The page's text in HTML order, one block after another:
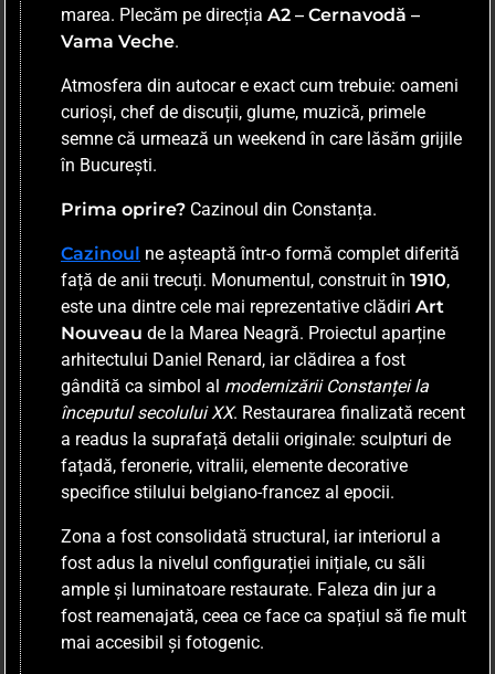
marea. Plecăm pe direcția A2 – Cernavodă –
Vama Veche.
Atmosfera din autocar e exact cum trebuie: oameni
curioși, chef de discuții, glume, muzică, primele
semne că urmează un weekend în care lăsăm grijile
în București.
Prima oprire? Cazinoul din Constanța.
Cazinoul ne așteaptă într-o formă complet diferită
față de anii trecuți. Monumentul, construit în 1910,
este una dintre cele mai reprezentative clădiri Art
Nouveau de la Marea Neagră. Proiectul aparține
arhitectului Daniel Renard, iar clădirea a fost
gândită ca simbol al modernizării Constanței la
începutul secolului XX. Restaurarea finalizată recent
a readus la suprafață detalii originale: sculpturi de
fațadă, feronerie, vitralii, elemente decorative
specifice stilului belgiano-francez al epocii.
Zona a fost consolidată structural, iar interiorul a
fost adus la nivelul configurației inițiale, cu săli
ample și luminatoare restaurate. Faleza din jur a
fost reamenajată, ceea ce face ca spațiul să fie mult
mai accesibil și fotogenic.